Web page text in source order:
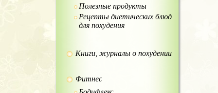
Полезные продукты
Рецепты диетических блюд
для похудения
Книги, журналы о похудении
Фитнес